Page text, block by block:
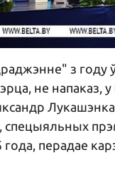
з году
не
перадае